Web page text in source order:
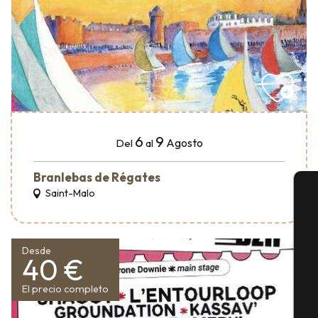
Del 6 al 9 Agosto
Branlebas de Régates
Saint-Malo
Desde
40 €
El precio completo